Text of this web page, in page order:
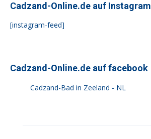
Cadzand-Online.de auf Instagram
[instagram-feed]
Cadzand-Online.de auf facebook
Cadzand-Bad in Zeeland - NL